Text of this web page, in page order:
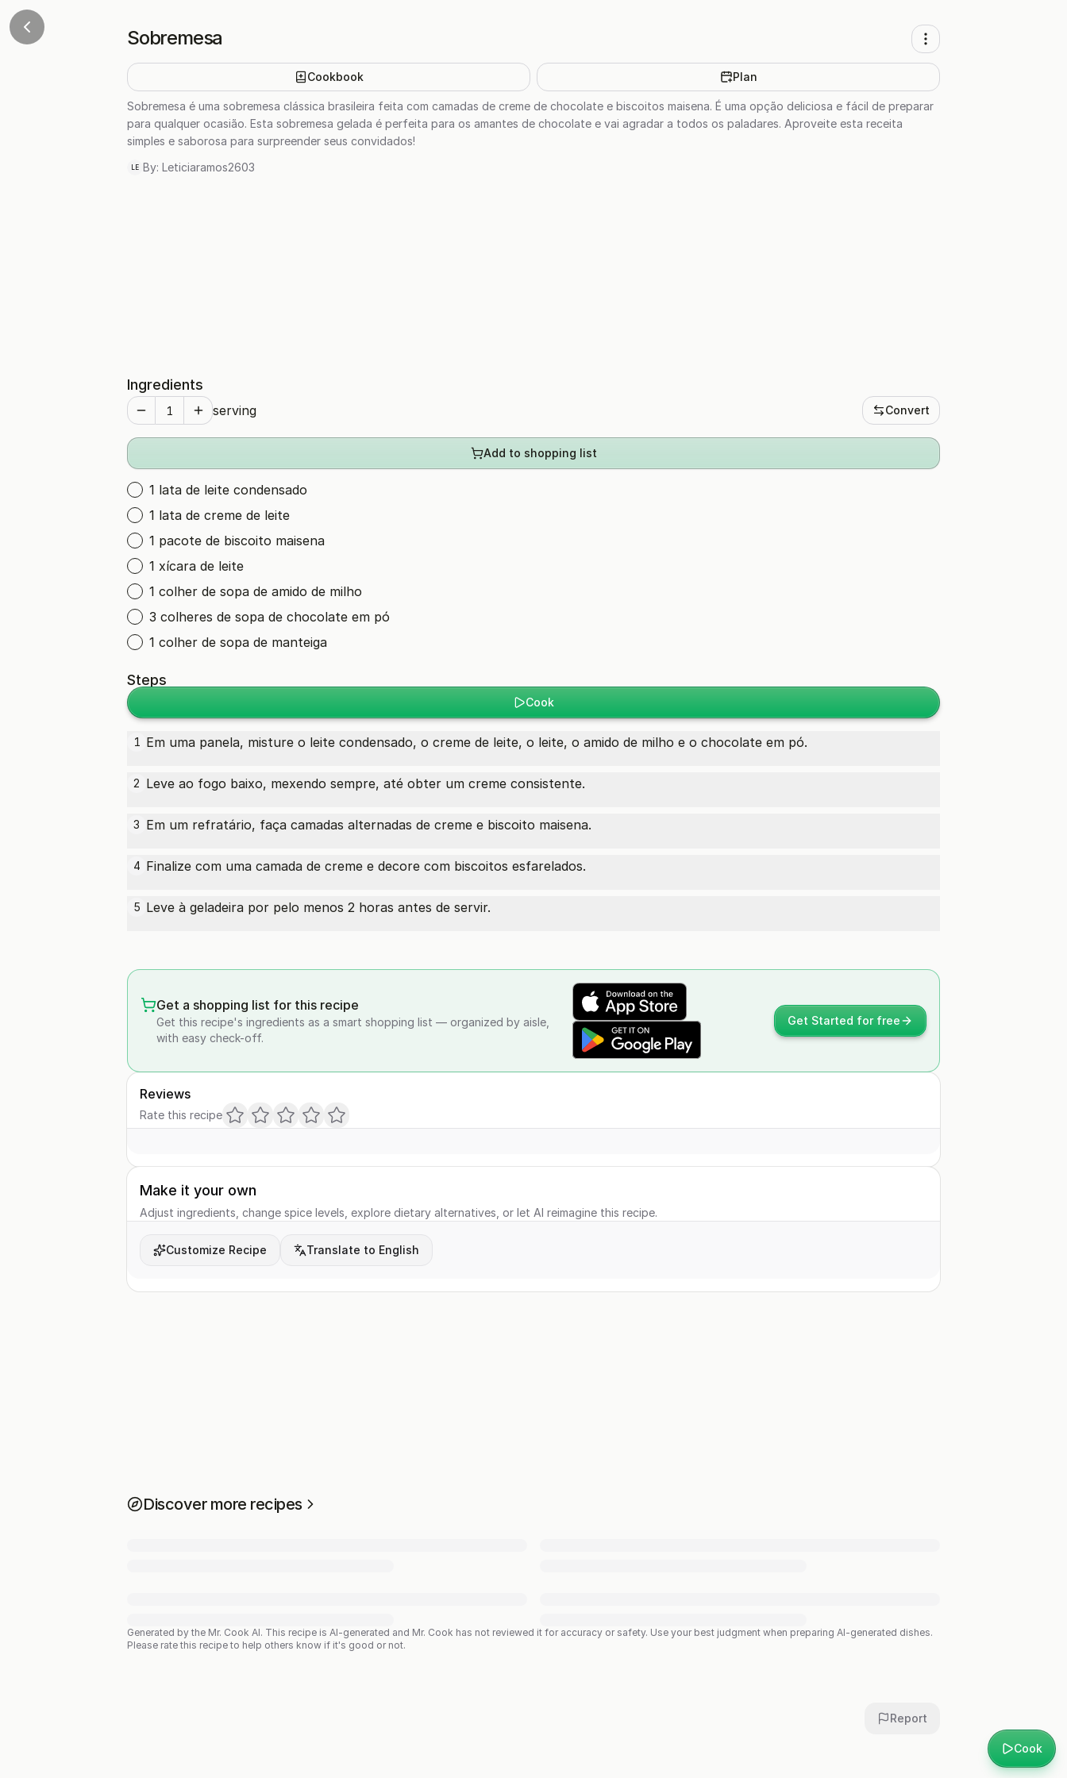
Sobremesa
Cookbook Plan
Sobremesa é uma sobremesa clássica brasileira feita com camadas de creme de chocolate e biscoitos maisena. É uma opção deliciosa e fácil de preparar
para qualquer ocasião. Esta sobremesa gelada é perfeita para os amantes de chocolate e vai agradar a todos os paladares. Aproveite esta receita
simples e saborosa para surpreender seus convidados!
LE By: Leticiaramos2603
Ingredients
serving Convert
Add to shopping list
1 lata de leite condensado
1 lata de creme de leite
1 pacote de biscoito maisena
1 xícara de leite
1 colher de sopa de amido de milho
3 colheres de sopa de chocolate em pó
1 colher de sopa de manteiga
Steps
Cook
Cook
1 Em uma panela, misture o leite condensado, o creme de leite, o leite, o amido de milho e o chocolate em pó.
2 Leve ao fogo baixo, mexendo sempre, até obter um creme consistente.
3 Em um refratário, faça camadas alternadas de creme e biscoito maisena.
4 Finalize com uma camada de creme e decore com biscoitos esfarelados.
5 Leve à geladeira por pelo menos 2 horas antes de servir.
Get a shopping list for this recipe
Get this recipe's ingredients as a smart shopping list — organized by aisle,
with easy check-off.
Get Started for free
Reviews
Rate this recipe
Make it your own
Adjust ingredients, change spice levels, explore dietary alternatives, or let AI reimagine this recipe.
Customize Recipe Translate to English
Discover more recipes
Generated by the Mr. Cook AI. This recipe is AI-generated and Mr. Cook has not reviewed it for accuracy or safety. Use your best judgment when preparing AI-generated dishes.
Please rate this recipe to help others know if it's good or not.
Report